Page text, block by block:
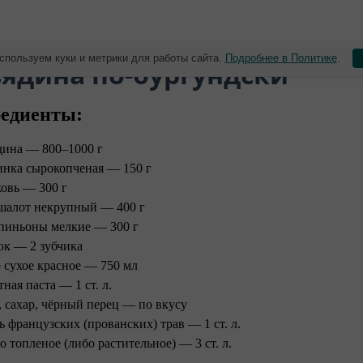
по-бургундски
— 800–1000 г
сырокопченая — 150 г
— 300 г
некрупный — 400 г
мелкие — 300 г
— 2 зубчика
красное — 750 мл
паста — 1 ст. л.
сахар, чёрный перец — по вкусу
французских (прованских) трав — 1 ст. л.
топленое (либо растительное) — 3 ст. л. ⠀
куки и метрики для работы сайта. Подробнее в Политике.